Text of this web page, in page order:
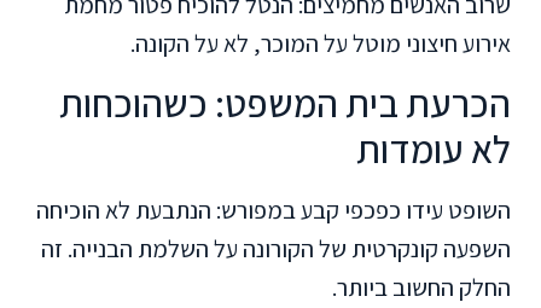
אירוע חיצוני מוטל על המוכר, לא על הקונה.
הכרעת בית המשפט: כשהוכחות
לא עומדות
השופט עידו כפכפי קבע במפורש: הנתבעת לא הוכיחה
השפעה קונקרטית של הקורונה על השלמת הבנייה. זה
החלק החשוב ביותר.